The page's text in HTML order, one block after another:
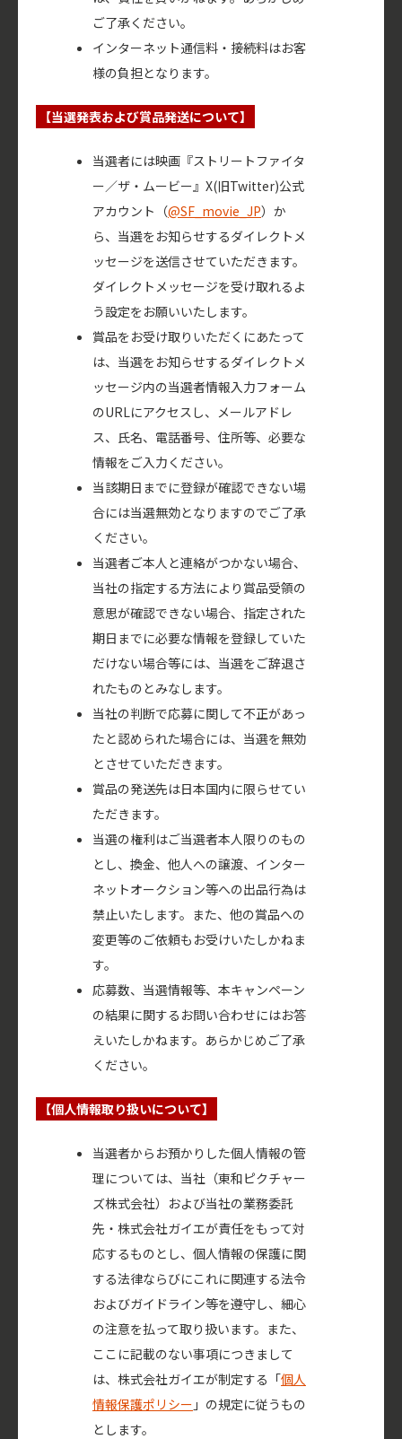
ご了承ください。
インターネット通信料・接続料はお客
様の負担となります。
【当選発表および賞品発送について】
当選者には映画『ストリートファイタ
ー／ザ・ムービー』X(旧Twitter)公式
アカウント（@SF_movie_JP）か
ら、当選をお知らせするダイレクトメ
ッセージを送信させていただきます。
ダイレクトメッセージを受け取れるよ
う設定をお願いいたします。
賞品をお受け取りいただくにあたって
は、当選をお知らせするダイレクトメ
ッセージ内の当選者情報入力フォーム
のURLにアクセスし、メールアドレ
ス、氏名、電話番号、住所等、必要な
情報をご入力ください。
当該期日までに登録が確認できない場
合には当選無効となりますのでご了承
ください。
当選者ご本人と連絡がつかない場合、
当社の指定する方法により賞品受領の
意思が確認できない場合、指定された
期日までに必要な情報を登録していた
だけない場合等には、当選をご辞退さ
れたものとみなします。
当社の判断で応募に関して不正があっ
たと認められた場合には、当選を無効
とさせていただきます。
賞品の発送先は日本国内に限らせてい
ただきます。
当選の権利はご当選者本人限りのもの
とし、換金、他人への譲渡、インター
ネットオークション等への出品行為は
禁止いたします。また、他の賞品への
変更等のご依頼もお受けいたしかねま
す。
応募数、当選情報等、本キャンペーン
の結果に関するお問い合わせにはお答
えいたしかねます。あらかじめご了承
ください。
【個人情報取り扱いについて】
当選者からお預かりした個人情報の管
理については、当社（東和ピクチャー
ズ株式会社）および当社の業務委託
先・株式会社ガイエが責任をもって対
応するものとし、個人情報の保護に関
する法律ならびにこれに関連する法令
およびガイドライン等を遵守し、細心
の注意を払って取り扱います。また、
ここに記載のない事項につきまして
は、株式会社ガイエが制定する「個人
情報保護ポリシー 」の規定に従うもの
とします。